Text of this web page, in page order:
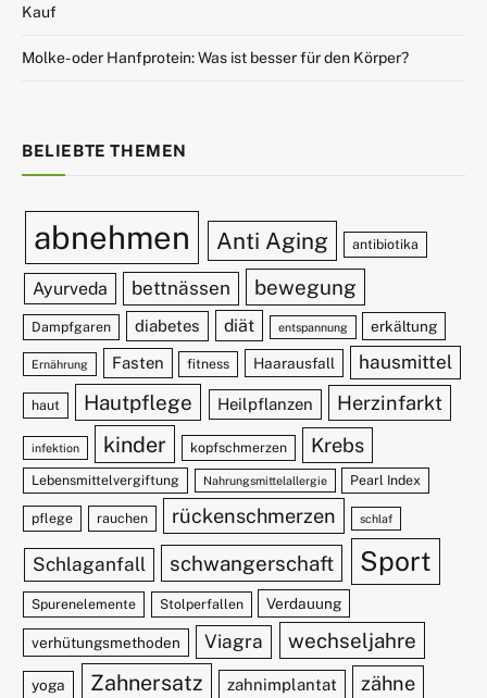
Kauf
Molke- oder Hanfprotein: Was ist besser für den Körper?
BELIEBTE THEMEN
abnehmen Anti Aging antibiotika
Ayurveda bettnässen bewegung
Dampfgaren diabetes diät entspannung erkältung
Ernährung Fasten fitness Haarausfall hausmittel
haut Hautpflege Heilpflanzen Herzinfarkt
infektion kinder kopfschmerzen Krebs
Lebensmittelvergiftung Nahrungsmittelallergie Pearl Index
pflege rauchen rückenschmerzen schlaf
Schlaganfall schwangerschaft Sport
Spurenelemente Stolperfallen Verdauung
verhütungsmethoden Viagra wechseljahre
yoga Zahnersatz zahnimplantat zähne